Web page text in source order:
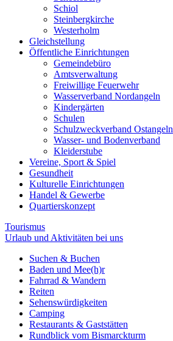
Schiol
Steinbergkirche
Westerholm
Gleichstellung
Öffentliche Einrichtungen
Gemeindebüro
Amtsverwaltung
Freiwillige Feuerwehr
Wasserverband Nordangeln
Kindergärten
Schulen
Schulzweckverband Ostangeln
Wasser- und Bodenverband
Kleiderstube
Vereine, Sport & Spiel
Gesundheit
Kulturelle Einrichtungen
Handel & Gewerbe
Quartierskonzept
Tourismus
Urlaub und Aktivitäten bei uns
Suchen & Buchen
Baden und Mee(h)r
Fahrrad & Wandern
Reiten
Sehenswürdigkeiten
Camping
Restaurants & Gaststätten
Rundblick vom Bismarckturm